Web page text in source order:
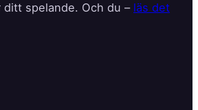
spelande. Och du – läs det